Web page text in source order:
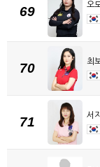
69 오
70 최
71 서